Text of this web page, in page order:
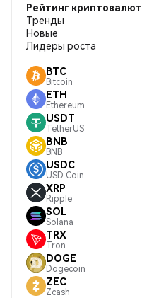
Рейтинг криптовалют
Тренды
Новые
Лидеры роста
BTC
Bitcoin
ETH
Ethereum
USDT
TetherUS
BNB
BNB
USDC
USD Coin
XRP
Ripple
SOL
Solana
TRX
Tron
DOGE
Dogecoin
ZEC
Zcash